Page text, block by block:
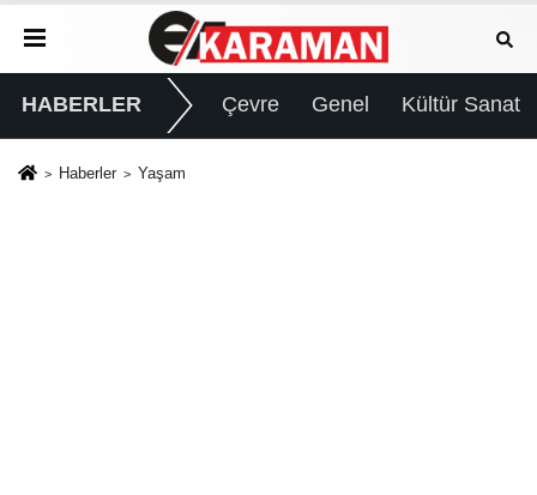
HABERLER Çevre Genel Kültür Sanat
Haberler Yaşam